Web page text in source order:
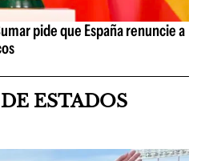
pide que España renuncie a
ESTADOS